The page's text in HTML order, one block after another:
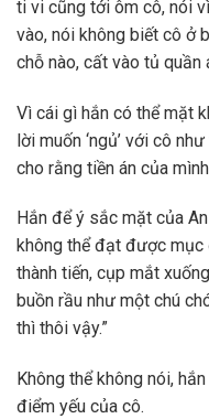
ti vi cũng tới ôm cô, nói
vào, nói không biết cô ở
chỗ nào, cất vào tủ quần
Vì cái gì hắn có thể mặt
lời muốn ‘ngủ’ với cô
cho rằng tiền án của
Hắn để ý sắc mặt của
không thể đạt được mục
thành tiến, cụp mắt
buồn rầu như một chú
thì thôi vậy.”
Không thể không nói,
điểm yếu của cô.